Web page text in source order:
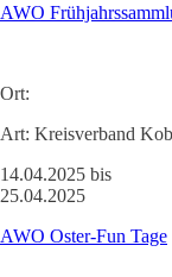
AWO
Ort:
Art: Kreisverband
14.04.2025 bis
25.04.2025
AWO Oster-Fun Tage